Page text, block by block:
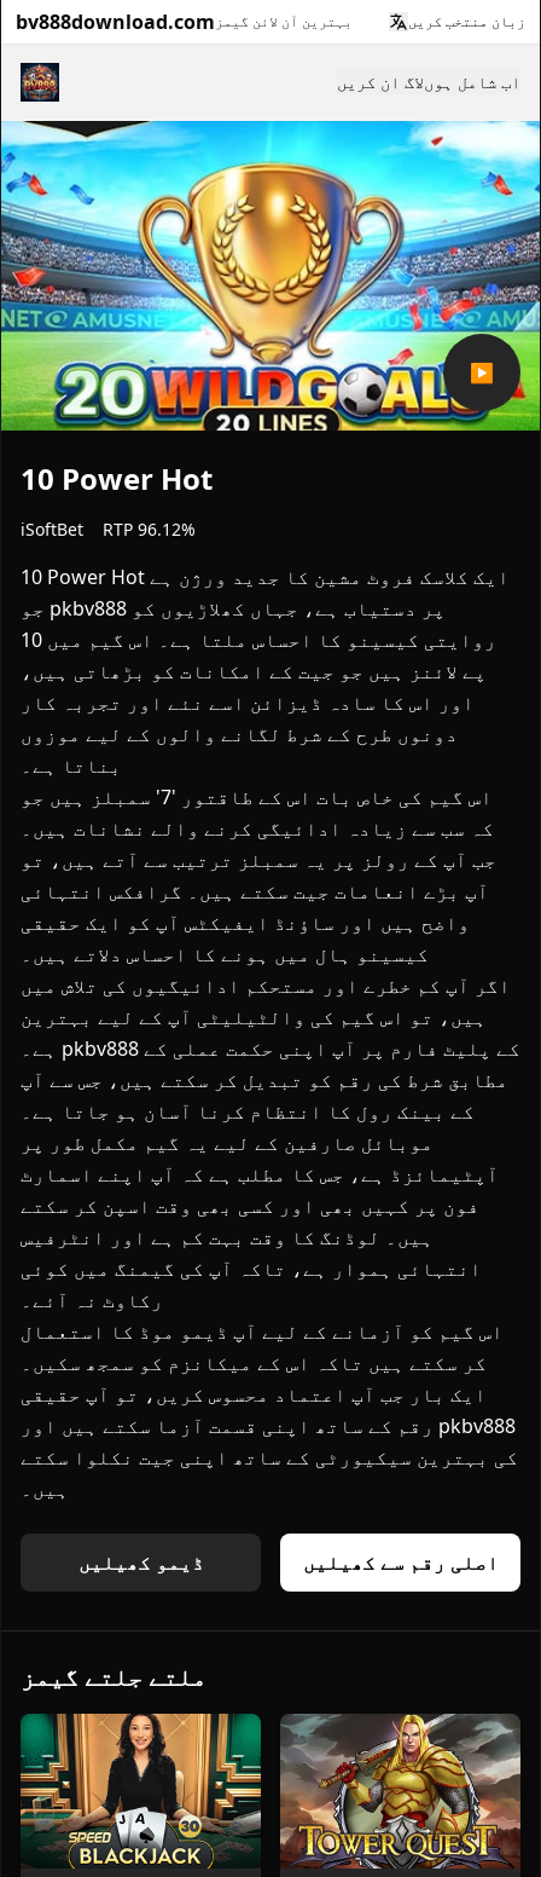
bv888download.com بہترین آن لائن گیمز زبان منتخب کریں
لاگ ان کریںاب شامل ہوں
▶
10 Power Hot
iSoftBet RTP 96.12%
10 Power Hot ایک کلاسک فروٹ مشین کا جدید ورژن ہے
جو pkbv888 پر دستیاب ہے، جہاں کھلاڑیوں کو
روایتی کیسینو کا احساس ملتا ہے۔ اس گیم میں 10
پے لائنز ہیں جو جیت کے امکانات کو بڑھاتی ہیں،
اور اس کا سادہ ڈیزائن اسے نئے اور تجربہ کار
دونوں طرح کے شرط لگانے والوں کے لیے موزوں
بناتا ہے۔
اس گیم کی خاص بات اس کے طاقتور '7' سمبلز ہیں جو
کہ سب سے زیادہ ادائیگی کرنے والے نشانات ہیں۔
جب آپ کے رولز پر یہ سمبلز ترتیب سے آتے ہیں، تو
آپ بڑے انعامات جیت سکتے ہیں۔ گرافکس انتہائی
واضح ہیں اور ساؤنڈ ایفیکٹس آپ کو ایک حقیقی
کیسینو ہال میں ہونے کا احساس دلاتے ہیں۔
اگر آپ کم خطرے اور مستحکم ادائیگیوں کی تلاش میں
ہیں، تو اس گیم کی والٹیلیٹی آپ کے لیے بہترین
ہے۔ pkbv888 کے پلیٹ فارم پر آپ اپنی حکمت عملی کے
مطابق شرط کی رقم کو تبدیل کر سکتے ہیں، جس سے آپ
کے بینک رول کا انتظام کرنا آسان ہو جاتا ہے۔
موبائل صارفین کے لیے یہ گیم مکمل طور پر
آپٹیمائزڈ ہے، جس کا مطلب ہے کہ آپ اپنے اسمارٹ
فون پر کہیں بھی اور کسی بھی وقت اسپن کر سکتے
ہیں۔ لوڈنگ کا وقت بہت کم ہے اور انٹرفیس
انتہائی ہموار ہے، تاکہ آپ کی گیمنگ میں کوئی
رکاوٹ نہ آئے۔
اس گیم کو آزمانے کے لیے آپ ڈیمو موڈ کا استعمال
کر سکتے ہیں تاکہ اس کے میکانزم کو سمجھ سکیں۔
ایک بار جب آپ اعتماد محسوس کریں، تو آپ حقیقی
رقم کے ساتھ اپنی قسمت آزما سکتے ہیں اور pkbv888
کی بہترین سیکیورٹی کے ساتھ اپنی جیت نکلوا سکتے
ہیں۔
ڈیمو کھیلیں اصلی رقم سے کھیلیں
ملتے جلتے گیمز